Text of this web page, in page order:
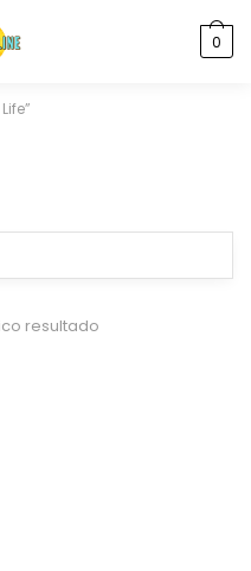
0
resultado